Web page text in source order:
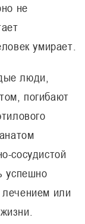
не
умирает.
люди,
погибают
сосудистой
успешно
или